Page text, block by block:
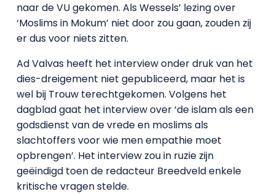
naar de VU gekomen. Als Wessels’ lezing over
‘Moslims in Mokum’ niet door zou gaan, zouden zij
er dus voor niets zitten.
Ad Valvas heeft het interview onder druk van het
dies-dreigement niet gepubliceerd, maar het is
wel bij Trouw terechtgekomen. Volgens het
dagblad gaat het interview over ‘de islam als een
godsdienst van de vrede en moslims als
slachtoffers voor wie men empathie moet
opbrengen’. Het interview zou in ruzie zijn
geëindigd toen de redacteur Breedveld enkele
kritische vragen stelde.